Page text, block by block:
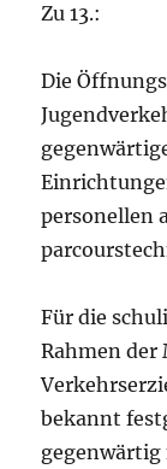
Zu 13.:
Die
personellen
Für die
Rahmen
bekannt
gegenwärtig